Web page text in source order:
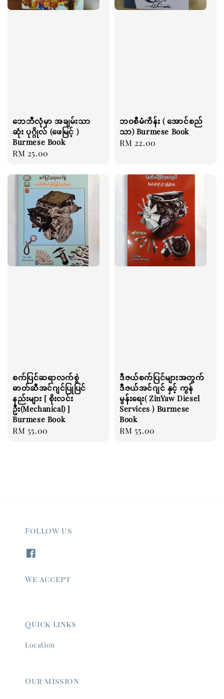
ဘေဘီလုံမှာ အချမ်းသာ
ဆုံး ပုဂ္ဂိုလ် (ဖေမြင့် )
Burmese Book
Regular
RM 25.00
ဘဝစီမံကိန်း ( အောင်စည်
သာ) Burmese Book
Regular
RM 22.00
စက်ပြင်ဆရာလက်စွဲ
ဓာတ်ဆီအင်ဂျင်ပြုပြင်
နည်းများ [ စိုးလင်း
ဦး(Mechanical) ]
Burmese Book
Regular
RM 55.00
ဒီဇယ်စက်ပြင်များအတွက်
ဒီဇယ်အင်ဂျင် နှင့် ကွန်
မွန်းရေး( ZinYaw Diesel
Services ) Burmese
Book
Regular
RM 55.00
Follow us
We accept
Quick links
Location
Our mission